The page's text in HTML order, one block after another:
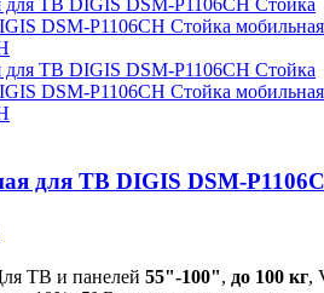
для ТВ DIGIS DSM-
ТВ и панелей 55"-100", до 100 кг,